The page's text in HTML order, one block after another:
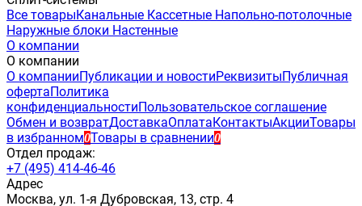
Все товарыКанальные Кассетные Напольно-потолочные
Наружные блоки Настенные
О компании
О компании
О компанииПубликации и новостиРеквизитыПубличная
офертаПолитика
конфиденциальностиПользовательское соглашение
Обмен и возвратДоставкаОплатаКонтактыАкцииТовары
в избранном0Товары в сравнении0
Отдел продаж:
+7 (495) 414-46-46
Адрес
Москва, ул. 1-я Дубровская, 13, стр. 4